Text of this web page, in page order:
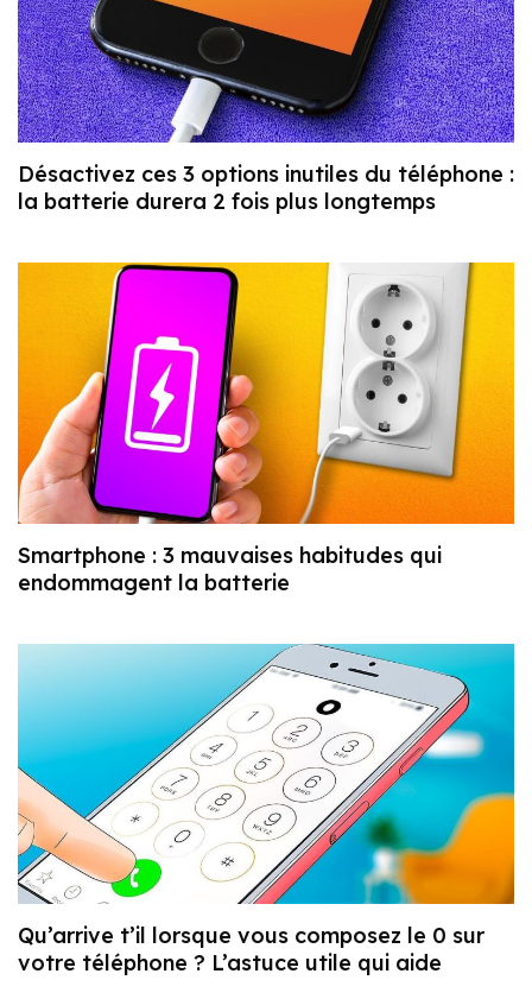
Désactivez ces 3 options inutiles du téléphone :
la batterie durera 2 fois plus longtemps
Smartphone : 3 mauvaises habitudes qui
endommagent la batterie
Qu’arrive t’il lorsque vous composez le 0 sur
votre téléphone ? L’astuce utile qui aide